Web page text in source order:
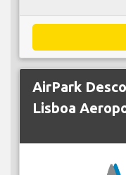
AirPark
Lisboa